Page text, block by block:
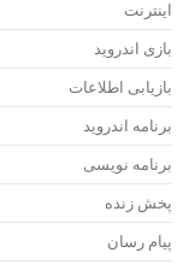
اندروید
اطلاعات
اندروید
نویسی
زنده
رسان